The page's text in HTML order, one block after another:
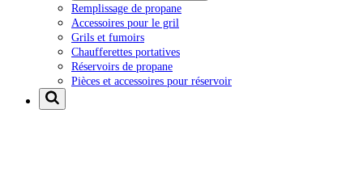
Remplissage de propane
Accessoires pour le gril
Grils et fumoirs
Chaufferettes portatives
Réservoirs de propane
Pièces et accessoires pour réservoir